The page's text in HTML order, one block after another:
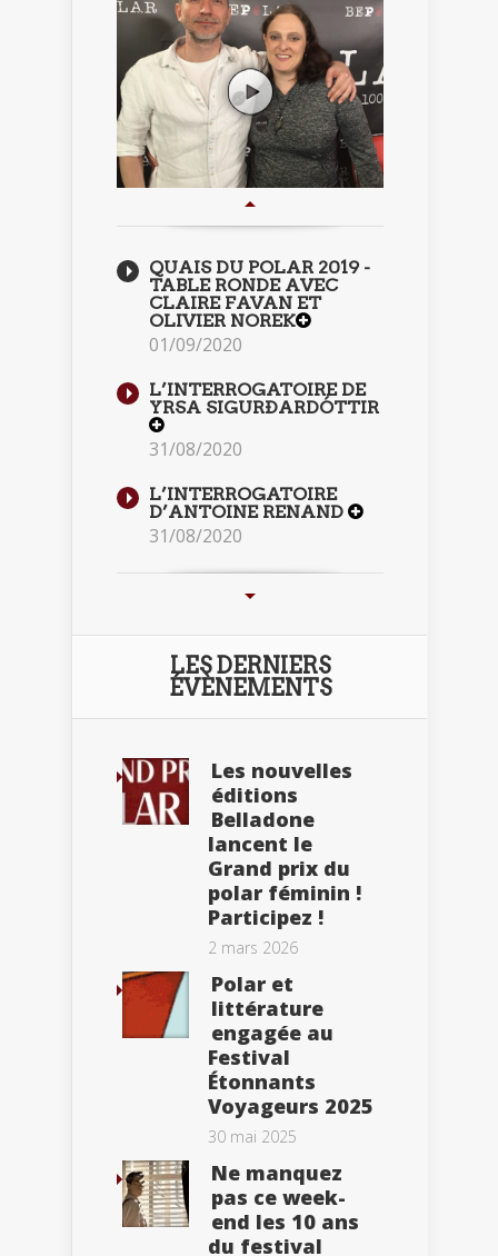
QUAIS DU POLAR 2019 -
TABLE RONDE AVEC
CLAIRE FAVAN ET
OLIVIER NOREK
01/09/2020
L’INTERROGATOIRE DE
YRSA SIGURÐARDÓTTIR
31/08/2020
L’INTERROGATOIRE
D’ANTOINE RENAND
31/08/2020
LES DERNIERS
ÉVÈNEMENTS
Les nouvelles
éditions
Belladone
lancent le
Grand prix du
polar féminin !
Participez !
2 mars 2026
Polar et
littérature
engagée au
Festival
Étonnants
Voyageurs 2025
30 mai 2025
Ne manquez
pas ce week-
end les 10 ans
du festival